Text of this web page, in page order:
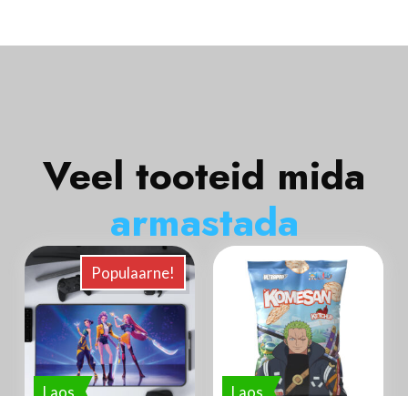
Veel tooteid mida
armastada
Laos
Populaarne!
Laos